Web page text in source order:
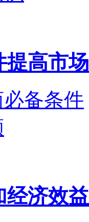
提高市
备条件
经济效益